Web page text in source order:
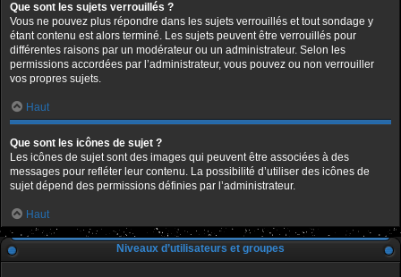
Que sont les sujets verrouillés ?
Vous ne pouvez plus répondre dans les sujets verrouillés et tout sondage y
étant contenu est alors terminé. Les sujets peuvent être verrouillés pour
différentes raisons par un modérateur ou un administrateur. Selon les
permissions accordées par l’administrateur, vous pouvez ou non verrouiller
vos propres sujets.
Haut
Que sont les icônes de sujet ?
Les icônes de sujet sont des images qui peuvent être associées à des
messages pour refléter leur contenu. La possibilité d’utiliser des icônes de
sujet dépend des permissions définies par l’administrateur.
Haut
Niveaux d’utilisateurs et groupes